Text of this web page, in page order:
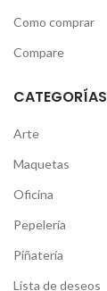
Como comprar
Compare
CATEGORÍAS
Arte
Maquetas
Oficina
Pepelería
Piñatería
Lista de deseos